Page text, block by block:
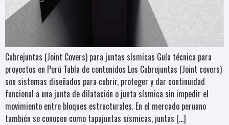
Cubrejuntas (Joint Covers) para juntas sísmicas Guía técnica para
proyectos en Perú Tabla de contenidos Los Cubrejuntas (Joint covers)
son sistemas diseñados para cubrir, proteger y dar continuidad
funcional a una junta de dilatación o junta sísmica sin impedir el
movimiento entre bloques estructurales. En el mercado peruano
también se conocen como tapajuntas sísmicas, juntas […]